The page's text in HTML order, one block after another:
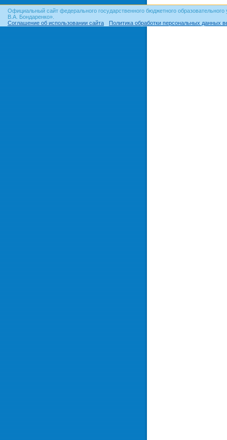
Официальный сайт федерального государственного бюджетного
В.А. Бондаренко».
Соглашение об использовании сайта
Политика обработки персональных данных